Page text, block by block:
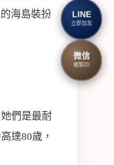
海島裝扮
們是最耐
達80歲，
LINE
立即加友
微信
複製ID